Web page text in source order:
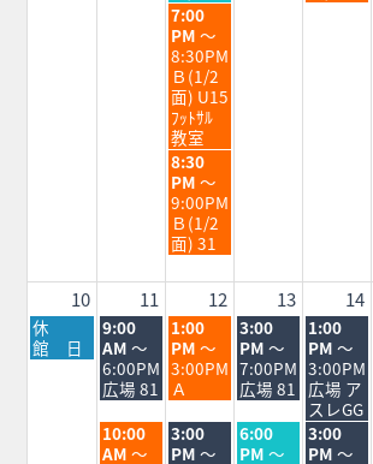
5th
2026
7th
水
曜
日,
8
月
5th
2026
7:00
PM ～
8:30PM
Ｂ(1/2
面) U15
ﾌｯﾄｻﾙ
教室
水
曜
日,
8
月
5th
2026
8:30
PM ～
9:00PM
Ｂ(1/2
面) 31
10 11 12 13 14
月
曜
日,
休
館 日
火
曜
日,
8
月
11th
2026
9:00
AM ～
6:00PM
広場 81
水
曜
日,
8
月
12th
2026
1:00
PM ～
3:00PM
Ａ
木
曜
日,
8
月
13th
2026
3:00
PM ～
7:00PM
広場 81
金
曜
日,
8
月
14th
2026
1:00
PM ～
3:00PM
広場 ア
スレGG
火
曜
10:00
AM ～
水
曜
3:00
PM ～
木
曜
6:00
PM ～
金
曜
3:00
PM ～